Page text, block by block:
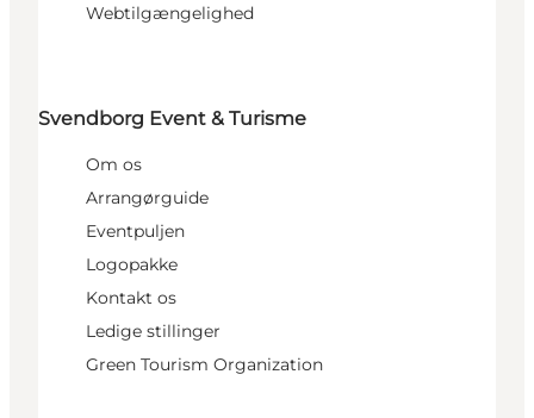
Webtilgængelighed
Svendborg Event & Turisme
Om os
Arrangørguide
Eventpuljen
Logopakke
Kontakt os
Ledige stillinger
Green Tourism Organization